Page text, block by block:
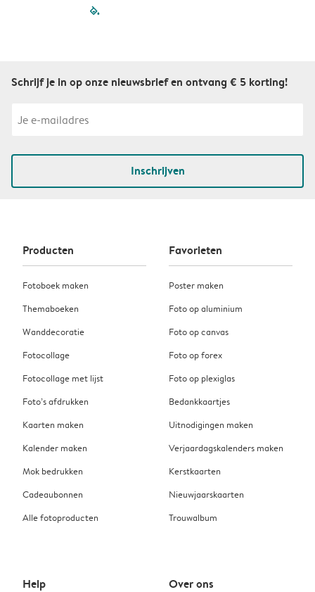
filled-pagination
Schrijf je in op onze nieuwsbrief en ontvang € 5 korting!
Inschrijven
Producten
Fotoboek maken
Themaboeken
Wanddecoratie
Fotocollage
Fotocollage met lijst
Foto’s afdrukken
Kaarten maken
Kalender maken
Mok bedrukken
Cadeaubonnen
Alle fotoproducten
Favorieten
Poster maken
Foto op aluminium
Foto op canvas
Foto op forex
Foto op plexiglas
Bedankkaartjes
Uitnodigingen maken
Verjaardagskalenders maken
Kerstkaarten
Nieuwjaarskaarten
Trouwalbum
Help Over ons